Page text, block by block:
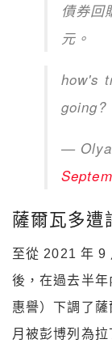
債券回
元。
how's
going?
— Olya
薩爾瓦多遭
至從 2021 年 9
後，在過去半年
惠譽）下調了
月被彭博列為